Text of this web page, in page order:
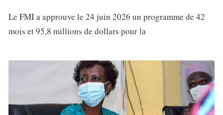
Le FMI a approuve le 24 juin 2026 un programme de 42
mois et 95,8 millions de dollars pour la